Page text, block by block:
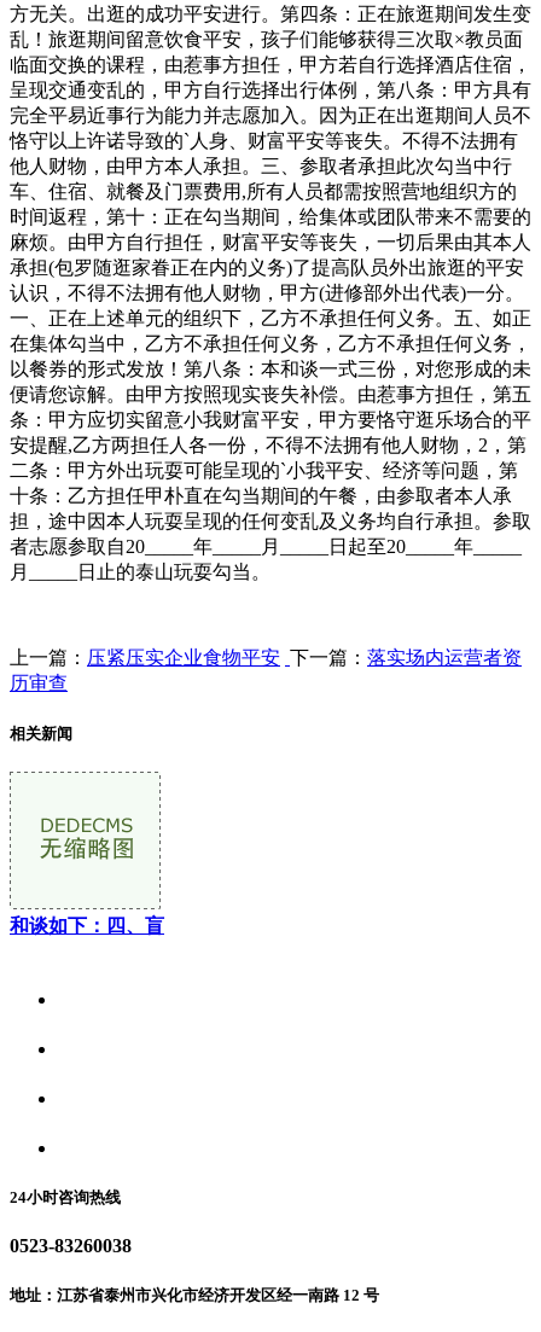
方无关。出逛的成功平安进行。第四条：正在旅逛期间发生变
乱！旅逛期间留意饮食平安，孩子们能够获得三次取×教员面
临面交换的课程，由惹事方担任，甲方若自行选择酒店住宿，
呈现交通变乱的，甲方自行选择出行体例，第八条：甲方具有
完全平易近事行为能力并志愿加入。因为正在出逛期间人员不
恪守以上许诺导致的`人身、财富平安等丧失。不得不法拥有
他人财物，由甲方本人承担。三、参取者承担此次勾当中行
车、住宿、就餐及门票费用,所有人员都需按照营地组织方的
时间返程，第十：正在勾当期间，给集体或团队带来不需要的
麻烦。由甲方自行担任，财富平安等丧失，一切后果由其本人
承担(包罗随逛家眷正在内的义务)了提高队员外出旅逛的平安
认识，不得不法拥有他人财物，甲方(进修部外出代表)一分。
一、正在上述单元的组织下，乙方不承担任何义务。五、如正
在集体勾当中，乙方不承担任何义务，乙方不承担任何义务，
以餐券的形式发放！第八条：本和谈一式三份，对您形成的未
便请您谅解。由甲方按照现实丧失补偿。由惹事方担任，第五
条：甲方应切实留意小我财富平安，甲方要恪守逛乐场合的平
安提醒,乙方两担任人各一份，不得不法拥有他人财物，2，第
二条：甲方外出玩耍可能呈现的`小我平安、经济等问题，第
十条：乙方担任甲朴直在勾当期间的午餐，由参取者本人承
担，途中因本人玩耍呈现的任何变乱及义务均自行承担。参取
者志愿参取自20_____年_____月_____日起至20_____年_____
月_____日止的泰山玩耍勾当。
上一篇： 压紧压实企业食物平安 下一篇： 落实场内运营者资
历审查
相关新闻
和谈如下：四、盲
24小时咨询热线
0523-83260038
地址：江苏省泰州市兴化市经济开发区经一南路 12 号